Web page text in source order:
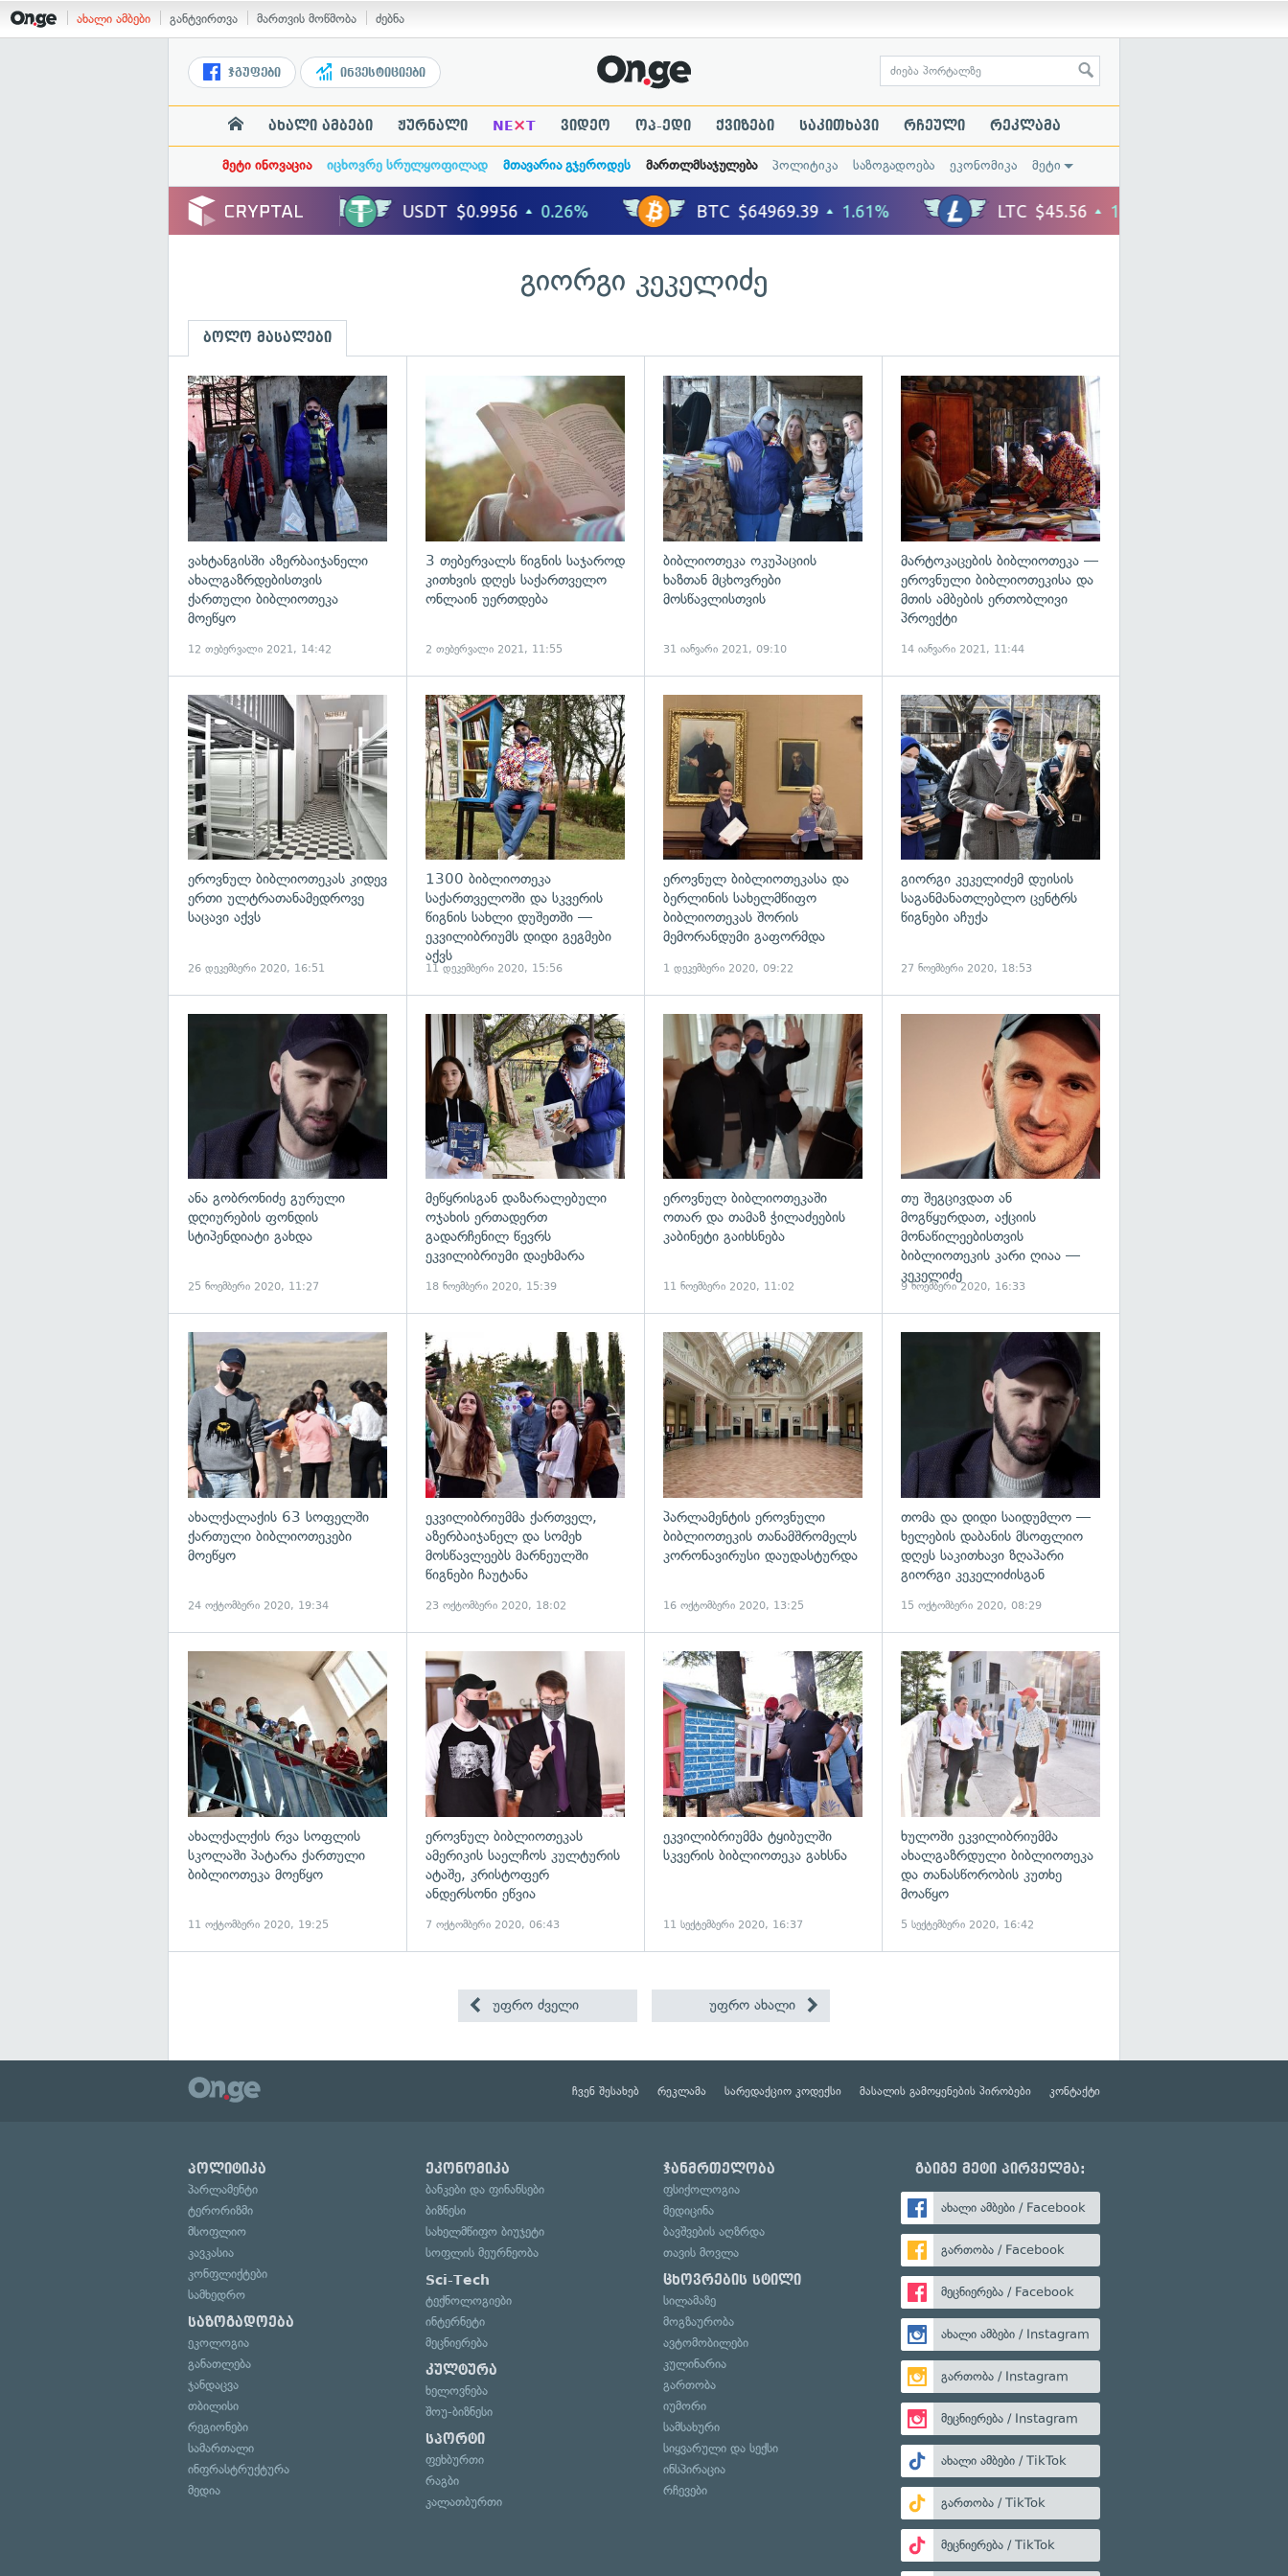
ახალი ამბები განტვირთვა მართვის მოწმობა ძებნა
ჯგუფები ინვესტიციები
ახალი ამბები ჟურნალი NE×T ვიდეო ოპ-ედი ქვიზები საკითხავი რჩეული რეკლამა
მეტი ინოვაცია იცხოვრე სრულყოფილად მთავარია გჯეროდეს მართლმსაჯულება პოლიტიკა საზოგადოება ეკონომიკა მეტი
გიორგი კეკელიძე
ბოლო მასალები
ვახტანგისში აზერბაიჯანელი
ახალგაზრდებისთვის
ქართული ბიბლიოთეკა
მოეწყო
12 თებერვალი 2021, 14:42
გადახედვა
3 თებერვალს წიგნის საჯაროდ
კითხვის დღეს საქართველო
ონლაინ უერთდება
2 თებერვალი 2021, 11:55
ბიბლიოთეკა ოკუპაციის
ხაზთან მცხოვრები
მოსწავლისთვის
31 იანვარი 2021, 09:10
მარტოკაცების ბიბლიოთეკა —
ეროვნული ბიბლიოთეკისა და
მთის ამბების ერთობლივი
პროექტი
14 იანვარი 2021, 11:44
ეროვნულ ბიბლიოთეკას კიდევ
ერთი ულტრათანამედროვე
საცავი აქვს
26 დეკემბერი 2020, 16:51
1300 ბიბლიოთეკა
საქართველოში და სკვერის
წიგნის სახლი დუშეთში —
ეკვილიბრიუმს დიდი გეგმები
აქვს
11 დეკემბერი 2020, 15:56
ეროვნულ ბიბლიოთეკასა და
ბერლინის სახელმწიფო
ბიბლიოთეკას შორის
მემორანდუმი გაფორმდა
1 დეკემბერი 2020, 09:22
გიორგი კეკელიძემ დუისის
საგანმანათლებლო ცენტრს
წიგნები აჩუქა
27 ნოემბერი 2020, 18:53
ანა გობრონიძე გურული
დღიურების ფონდის
სტიპენდიატი გახდა
25 ნოემბერი 2020, 11:27
მეწყრისგან დაზარალებული
ოჯახის ერთადერთ
გადარჩენილ წევრს
ეკვილიბრიუმი დაეხმარა
18 ნოემბერი 2020, 15:39
ეროვნულ ბიბლიოთეკაში
ოთარ და თამაზ ჭილაძეების
კაბინეტი გაიხსნება
11 ნოემბერი 2020, 11:02
თუ შეგცივდათ ან
მოგწყურდათ, აქციის
მონაწილეებისთვის
ბიბლიოთეკის კარი ღიაა —
კეკელიძე
9 ნოემბერი 2020, 16:33
ახალქალაქის 63 სოფელში
ქართული ბიბლიოთეკები
მოეწყო
24 ოქტომბერი 2020, 19:34
ეკვილიბრიუმმა ქართველ,
აზერბაიჯანელ და სომეხ
მოსწავლეებს მარნეულში
წიგნები ჩაუტანა
23 ოქტომბერი 2020, 18:02
პარლამენტის ეროვნული
ბიბლიოთეკის თანამშრომელს
კორონავირუსი დაუდასტურდა
16 ოქტომბერი 2020, 13:25
თომა და დიდი საიდუმლო —
ხელების დაბანის მსოფლიო
დღეს საკითხავი ზღაპარი
გიორგი კეკელიძისგან
15 ოქტომბერი 2020, 08:29
ახალქალქის რვა სოფლის
სკოლაში პატარა ქართული
ბიბლიოთეკა მოეწყო
11 ოქტომბერი 2020, 19:25
ეროვნულ ბიბლიოთეკას
ამერიკის საელჩოს კულტურის
ატაშე, კრისტოფერ
ანდერსონი ეწვია
7 ოქტომბერი 2020, 06:43
ეკვილიბრიუმმა ტყიბულში
სკვერის ბიბლიოთეკა გახსნა
11 სექტემბერი 2020, 16:37
ხულოში ეკვილიბრიუმმა
ახალგაზრდული ბიბლიოთეკა
და თანასწორობის კუთხე
მოაწყო
5 სექტემბერი 2020, 16:42
უფრო ძველი უფრო ახალი
ჩვენ შესახებ რეკლამა სარედაქციო კოდექსი მასალის გამოყენების პირობები კონტაქტი
პოლიტიკა
პარლამენტი
ტერორიზმი
მსოფლიო
კავკასია
კონფლიქტები
სამხედრო
საზოგადოება
ეკოლოგია
განათლება
ჯანდაცვა
თბილისი
რეგიონები
სამართალი
ინფრასტრუქტურა
მედია
ეკონომიკა
ბანკები და ფინანსები
ბიზნესი
სახელმწიფო ბიუჯეტი
სოფლის მეურნეობა
Sci-Tech
ტექნოლოგიები
ინტერნეტი
მეცნიერება
კულტურა
ხელოვნება
შოუ-ბიზნესი
სპორტი
ფეხბურთი
რაგბი
კალათბურთი
ჯანმრთელობა
ფსიქოლოგია
მედიცინა
ბავშვების აღზრდა
თავის მოვლა
ცხოვრების სტილი
სილამაზე
მოგზაურობა
ავტომობილები
კულინარია
გართობა
იუმორი
სამსახური
სიყვარული და სექსი
ინსპირაცია
რჩევები
გაიგე მეტი პირველმა:
ახალი ამბები / Facebook
გართობა / Facebook
მეცნიერება / Facebook
ახალი ამბები / Instagram
გართობა / Instagram
მეცნიერება / Instagram
ახალი ამბები / TikTok
გართობა / TikTok
მეცნიერება / TikTok